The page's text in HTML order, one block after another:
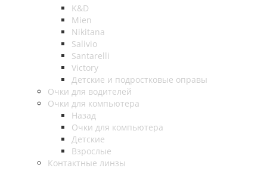
K&D
Mien
Nikitana
Salivio
Santarelli
Victory
Детские и подростковые оправы
Очки для водителей
Очки для компьютера
Назад
Очки для компьютера
Детские
Взрослые
Контактные линзы